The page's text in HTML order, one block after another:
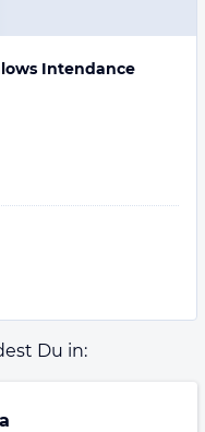
Intendance
Du in: